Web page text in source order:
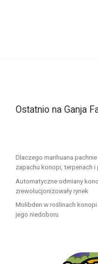
Ostatnio na Ganja
Dlaczego marihuana
zapachu konopi, terpenach
Automatyczne odmiany
zrewolucjonizowały rynek
Molibden w roślinach
jego niedoboru